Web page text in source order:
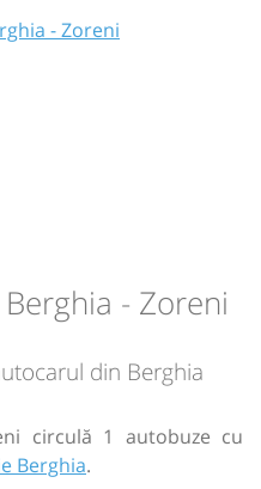
- Zoreni
- Zoreni
din Berghia
circulă 1 autobuze cu
Berghia.